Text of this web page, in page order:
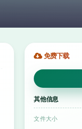
免费下载
其他信息
文件大小